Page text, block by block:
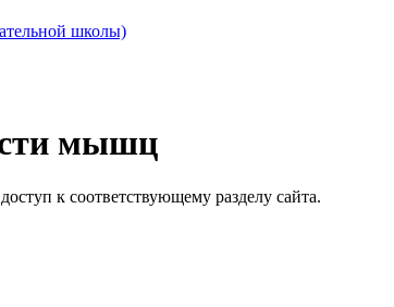
школы)
мышц
к соответствующему разделу сайта.